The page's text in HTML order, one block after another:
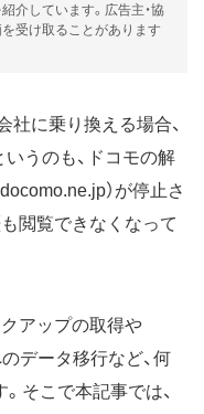
介しています。広告主・協
受け取ることがあります
社に乗り換える場合、
いうのも、ドコモの解
）が停止さ
閲覧できなくなって
アップの取得や
データ移行など、何
そこで本記事では、